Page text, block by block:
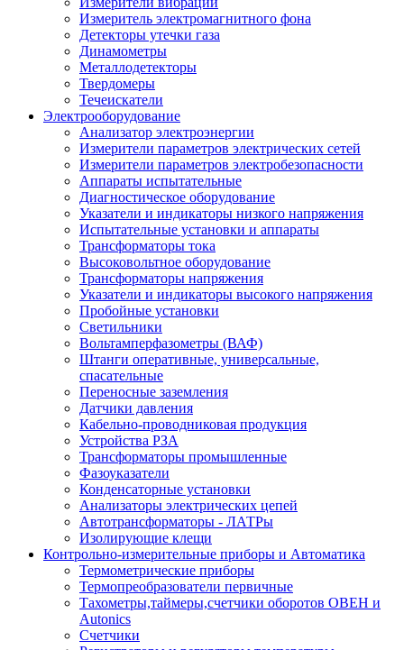
Измеритель электромагнитного фона
Детекторы утечки газа
Динамометры
Металлодетекторы
Твердомеры
Течеискатели
Электрооборудование
Анализатор электроэнергии
Измерители параметров электрических сетей
Измерители параметров электробезопасности
Аппараты испытательные
Диагностическое оборудование
Указатели и индикаторы низкого напряжения
Испытательные установки и аппараты
Трансформаторы тока
Высоковольтное оборудование
Трансформаторы напряжения
Указатели и индикаторы высокого напряжения
Пробойные установки
Светильники
Вольтамперфазометры (ВАФ)
Штанги оперативные, универсальные,
спасательные
Переносные заземления
Датчики давления
Кабельно-проводниковая продукция
Устройства РЗА
Трансформаторы промышленные
Фазоуказатели
Конденсаторные установки
Анализаторы электрических цепей
Автотрансформаторы - ЛАТРы
Изолирующие клещи
Контрольно-измерительные приборы и Автоматика
Термометрические приборы
Термопреобразователи первичные
Тахометры,таймеры,счетчики оборотов ОВЕН и
Autonics
Счетчики